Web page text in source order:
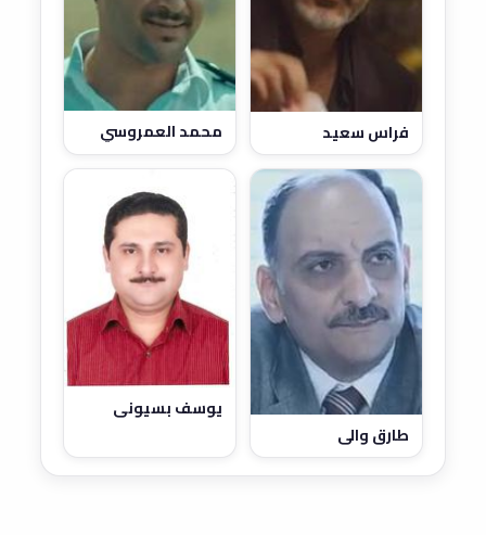
فراس سعيد محمد العمروسي
طارق والي
يوسف بسيوني